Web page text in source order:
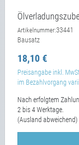
Artikelnummer:33441
Bausatz
18,10 €
Preisangabe inkl.
im Bezahlvorgang
Nach erfolgtem
2 bis 4 Werktage.
(Ausland abweichend)